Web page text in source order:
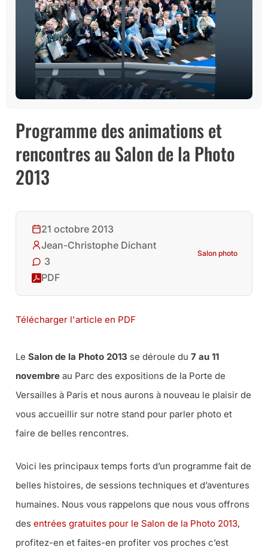
Programme des animations et
rencontres au Salon de la Photo
2013
21 octobre 2013
Jean-Christophe Dichant
3
PDF
Salon photo
Télécharger l'article en PDF
Le Salon de la Photo 2013 se déroule du 7 au 11
novembre au Parc des expositions de la Porte de
Versailles à Paris et nous aurons à nouveau le plaisir de
vous accueillir sur notre stand pour parler photo et
faire de belles rencontres.
Voici les principaux temps forts d’un programme fait de
belles histoires, de sessions techniques et d’aventures
humaines. Nous vous rappelons que nous vous offrons
des entrées gratuites pour le Salon de la Photo 2013,
profitez-en et faites-en profiter vos proches c’est